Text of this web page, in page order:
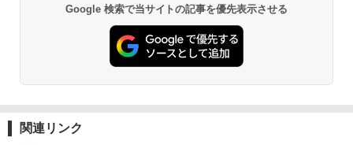
Google 検索で当サイトの記事を優先表示させる
関連リンク